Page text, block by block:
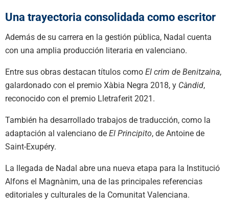
Una trayectoria consolidada como escritor
Además de su carrera en la gestión pública, Nadal cuenta
con una amplia producción literaria en valenciano.
Entre sus obras destacan títulos como El crim de Benitzaina,
galardonado con el premio Xàbia Negra 2018, y Càndid,
reconocido con el premio Lletraferit 2021.
También ha desarrollado trabajos de traducción, como la
adaptación al valenciano de El Principito, de Antoine de
Saint-Exupéry.
La llegada de Nadal abre una nueva etapa para la Institució
Alfons el Magnànim, una de las principales referencias
editoriales y culturales de la Comunitat Valenciana.